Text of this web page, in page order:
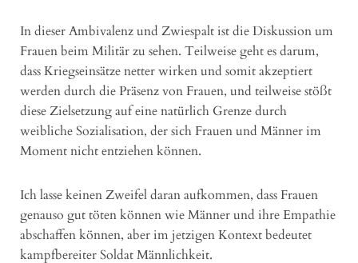
In dieser Ambivalenz und Zwiespalt ist die Diskussion um
Frauen beim Militär zu sehen. Teilweise geht es darum,
dass Kriegseinsätze netter wirken und somit akzeptiert
werden durch die Präsenz von Frauen, und teilweise stößt
diese Zielsetzung auf eine natürlich Grenze durch
weibliche Sozialisation, der sich Frauen und Männer im
Moment nicht entziehen können.
Ich lasse keinen Zweifel daran aufkommen, dass Frauen
genauso gut töten können wie Männer und ihre Empathie
abschaffen können, aber im jetzigen Kontext bedeutet
kampfbereiter Soldat Männlichkeit.